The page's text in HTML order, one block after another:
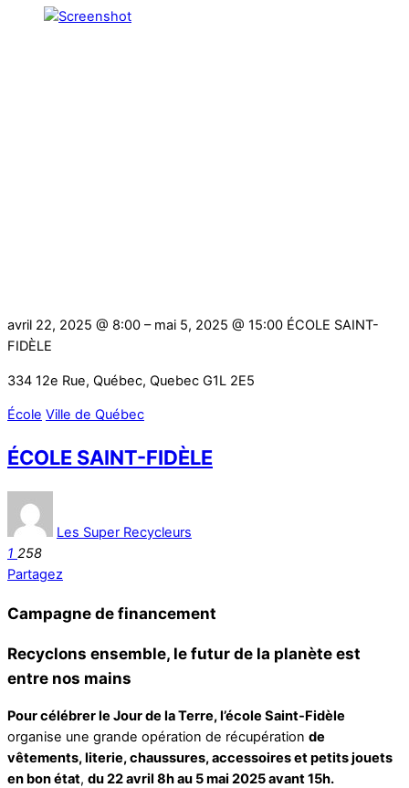
avril 22, 2025 @ 8:00 – mai 5, 2025 @ 15:00 ÉCOLE SAINT-
FIDÈLE
334 12e Rue, Québec, Quebec G1L 2E5
École Ville de Québec
ÉCOLE SAINT-FIDÈLE
Les Super Recycleurs
1 258
Partagez
Campagne de financement
Recyclons ensemble, le futur de la planète est
entre nos mains
Pour célébrer le Jour de la Terre, l’école Saint-Fidèle
organise une grande opération de récupération de
vêtements, literie, chaussures, accessoires et petits jouets
en bon état, du 22 avril 8h au 5 mai 2025 avant 15h.